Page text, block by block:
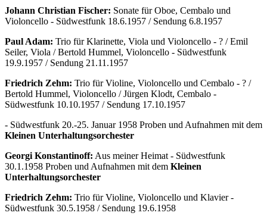
Johann Christian Fischer: Sonate für Oboe, Cembalo und
Violoncello - Südwestfunk 18.6.1957 / Sendung 6.8.1957
Paul Adam: Trio für Klarinette, Viola und Violoncello - ? / Emil
Seiler, Viola / Bertold Hummel, Violoncello - Südwestfunk
19.9.1957 / Sendung 21.11.1957
Friedrich Zehm: Trio für Violine, Violoncello und Cembalo - ? /
Bertold Hummel, Violoncello / Jürgen Klodt, Cembalo -
Südwestfunk 10.10.1957 / Sendung 17.10.1957
- Südwestfunk 20.-25. Januar 1958 Proben und Aufnahmen mit dem
Kleinen Unterhaltungsorchester
Georgi Konstantinoff: Aus meiner Heimat - Südwestfunk
30.1.1958 Proben und Aufnahmen mit dem Kleinen
Unterhaltungsorchester
Friedrich Zehm: Trio für Violine, Violoncello und Klavier -
Südwestfunk 30.5.1958 / Sendung 19.6.1958